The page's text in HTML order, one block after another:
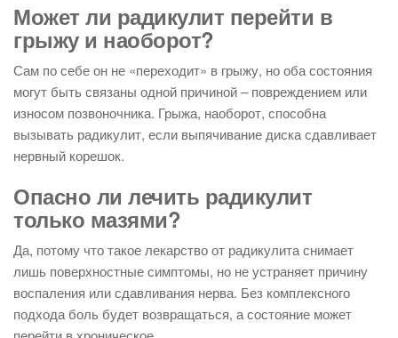
Может ли радикулит перейти в
грыжу и наоборот?
Сам по себе он не «переходит» в грыжу, но оба состояния
могут быть связаны одной причиной – повреждением или
износом позвоночника. Грыжа, наоборот, способна
вызывать радикулит, если выпячивание диска сдавливает
нервный корешок.
Опасно ли лечить радикулит
только мазями?
Да, потому что такое лекарство от радикулита снимает
лишь поверхностные симптомы, но не устраняет причину
воспаления или сдавливания нерва. Без комплексного
подхода боль будет возвращаться, а состояние может